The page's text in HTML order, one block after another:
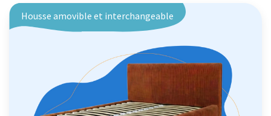
Housse amovible et interchangeable